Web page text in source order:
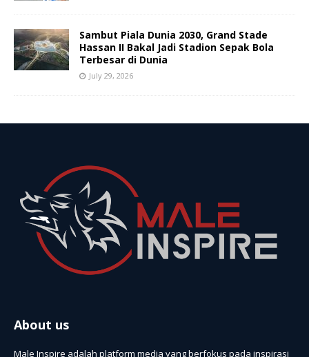
Sambut Piala Dunia 2030, Grand Stade
Hassan II Bakal Jadi Stadion Sepak Bola
Terbesar di Dunia
July 29, 2026
About us
Male Inspire adalah platform media yang berfokus pada inspirasi